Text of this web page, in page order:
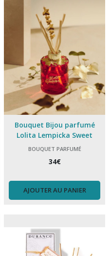
Bouquet Bijou parfumé
Lolita Lempicka Sweet
BOUQUET PARFUMÉ
34€
AJOUTER AU PANIER